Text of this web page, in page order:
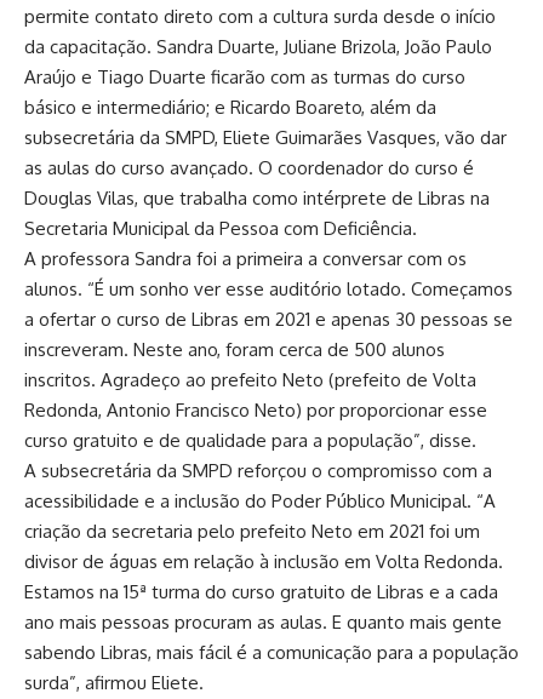
permite contato direto com a cultura surda desde o início
da capacitação. Sandra Duarte, Juliane Brizola, João Paulo
Araújo e Tiago Duarte ficarão com as turmas do curso
básico e intermediário; e Ricardo Boareto, além da
subsecretária da SMPD, Eliete Guimarães Vasques, vão dar
as aulas do curso avançado. O coordenador do curso é
Douglas Vilas, que trabalha como intérprete de Libras na
Secretaria Municipal da Pessoa com Deficiência.
A professora Sandra foi a primeira a conversar com os
alunos. “É um sonho ver esse auditório lotado. Começamos
a ofertar o curso de Libras em 2021 e apenas 30 pessoas se
inscreveram. Neste ano, foram cerca de 500 alunos
inscritos. Agradeço ao prefeito Neto (prefeito de Volta
Redonda, Antonio Francisco Neto) por proporcionar esse
curso gratuito e de qualidade para a população”, disse.
A subsecretária da SMPD reforçou o compromisso com a
acessibilidade e a inclusão do Poder Público Municipal. “A
criação da secretaria pelo prefeito Neto em 2021 foi um
divisor de águas em relação à inclusão em Volta Redonda.
Estamos na 15ª turma do curso gratuito de Libras e a cada
ano mais pessoas procuram as aulas. E quanto mais gente
sabendo Libras, mais fácil é a comunicação para a população
surda”, afirmou Eliete.